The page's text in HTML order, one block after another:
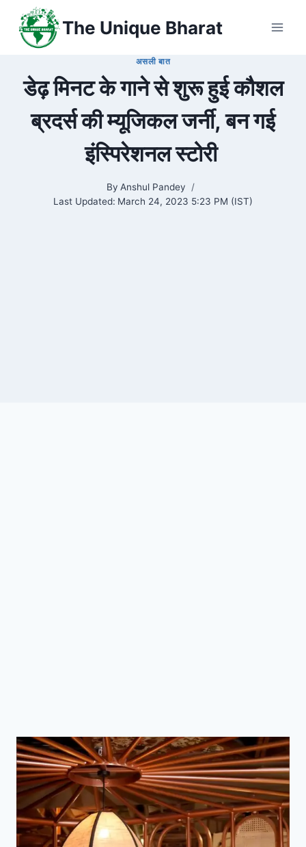
content
The Unique Bharat
असली बात
डेढ़ मिनट के गाने से शुरू हुई कौशल
ब्रदर्स की म्यूजिकल जर्नी, बन गई
इंस्पिरेशनल स्टोरी
By Anshul Pandey
Last Updated: March 24, 2023 5:23 PM (IST)